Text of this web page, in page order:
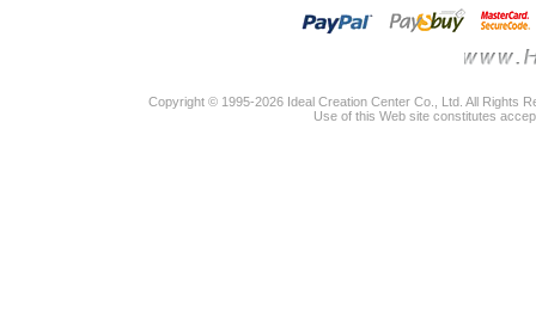
Copyright © 1995-2026 Ideal Creation Center Co., Ltd. All Rights
Use of this Web site constitutes